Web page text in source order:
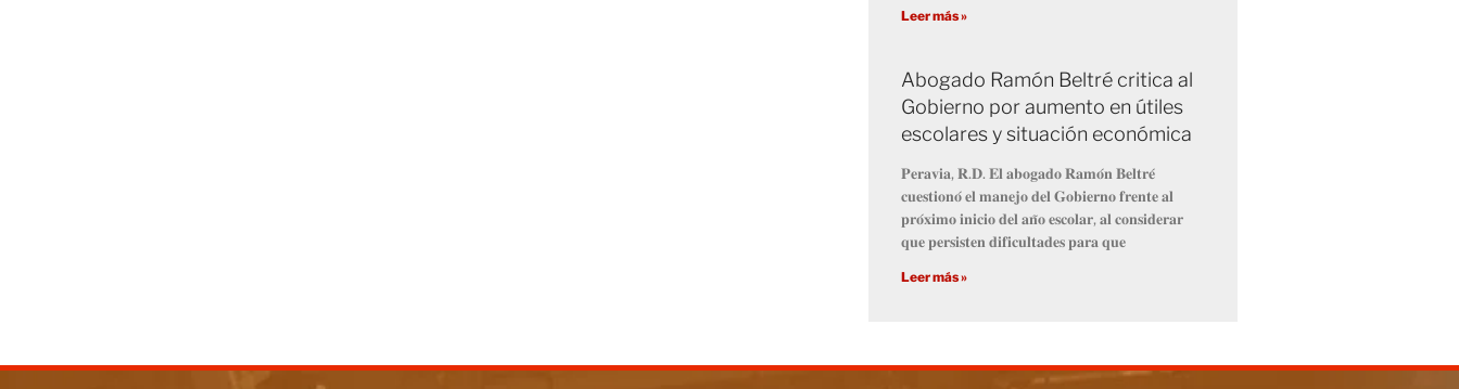
Leer más »
Abogado Ramón Beltré critica al
Gobierno por aumento en útiles
escolares y situación económica
𝐏𝐞𝐫𝐚𝐯𝐢𝐚, 𝐑.𝐃. 𝐄𝐥 𝐚𝐛𝐨𝐠𝐚𝐝𝐨 𝐑𝐚𝐦𝐨́𝐧 𝐁𝐞𝐥𝐭𝐫𝐞́
𝐜𝐮𝐞𝐬𝐭𝐢𝐨𝐧𝐨́ 𝐞𝐥 𝐦𝐚𝐧𝐞𝐣𝐨 𝐝𝐞𝐥 𝐆𝐨𝐛𝐢𝐞𝐫𝐧𝐨 𝐟𝐫𝐞𝐧𝐭𝐞 𝐚𝐥
𝐩𝐫𝐨́𝐱𝐢𝐦𝐨 𝐢𝐧𝐢𝐜𝐢𝐨 𝐝𝐞𝐥 𝐚𝐧̃𝐨 𝐞𝐬𝐜𝐨𝐥𝐚𝐫, 𝐚𝐥 𝐜𝐨𝐧𝐬𝐢𝐝𝐞𝐫𝐚𝐫
𝐪𝐮𝐞 𝐩𝐞𝐫𝐬𝐢𝐬𝐭𝐞𝐧 𝐝𝐢𝐟𝐢𝐜𝐮𝐥𝐭𝐚𝐝𝐞𝐬 𝐩𝐚𝐫𝐚 𝐪𝐮𝐞
Leer más »